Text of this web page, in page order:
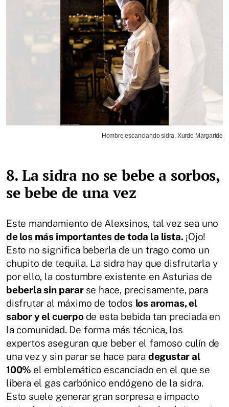
Hombre escanciando sidra. Xurde Margaride
8. La sidra no se bebe a sorbos,
se bebe de una vez
Este mandamiento de Alexsinos, tal vez sea uno
de los más importantes de toda la lista. ¡Ojo!
Esto no significa beberla de un trago como un
chupito de tequila. La sidra hay que disfrutarla y
por ello, la costumbre existente en Asturias de
beberla sin parar se hace, precisamente, para
disfrutar al máximo de todos los aromas, el
sabor y el cuerpo de esta bebida tan preciada en
la comunidad. De forma más técnica, los
expertos aseguran que beber el famoso culín de
una vez y sin parar se hace para degustar al
100% el emblemático escanciado en el que se
libera el gas carbónico endógeno de la sidra.
Esto suele generar gran sorpresa e impacto